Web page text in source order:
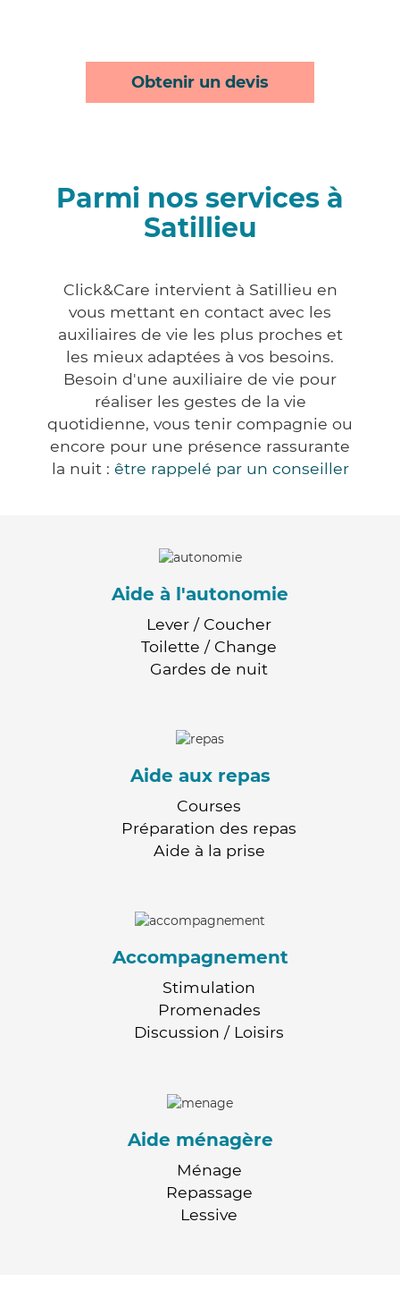
Obtenir un devis
Parmi nos services à
Satillieu
Click&Care intervient à Satillieu en
vous mettant en contact avec les
auxiliaires de vie les plus proches et
les mieux adaptées à vos besoins.
Besoin d'une auxiliaire de vie pour
réaliser les gestes de la vie
quotidienne, vous tenir compagnie ou
encore pour une présence rassurante
la nuit : être rappelé par un conseiller
Aide à l'autonomie
Lever / Coucher
Toilette / Change
Gardes de nuit
Aide aux repas
Courses
Préparation des repas
Aide à la prise
Accompagnement
Stimulation
Promenades
Discussion / Loisirs
Aide ménagère
Ménage
Repassage
Lessive